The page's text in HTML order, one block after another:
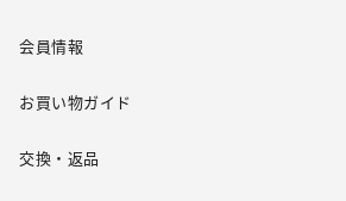
会員情報
お買い物ガイド
交換・返品